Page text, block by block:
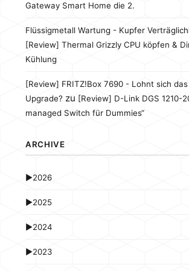
Gateway Smart Home die 2.
Flüssigmetall Wartung - Kupfer
[Review] Thermal Grizzly CPU köpfen &
Kühlung
[Review] FRITZ!Box 7690 - Lohnt sich
Upgrade? zu [Review] D-Link DGS 1210-
managed Switch für Dummies“
ARCHIVE
►2026
►2025
►2024
►2023